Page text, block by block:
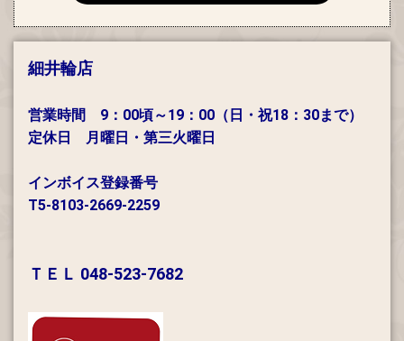
細井輪店
営業時間 9：00頃～19：00（日・祝18：30まで）
定休日 月曜日・第三火曜日
インボイス登録番号
T5-8103-2669-2259
ＴＥＬ 048-523-7682